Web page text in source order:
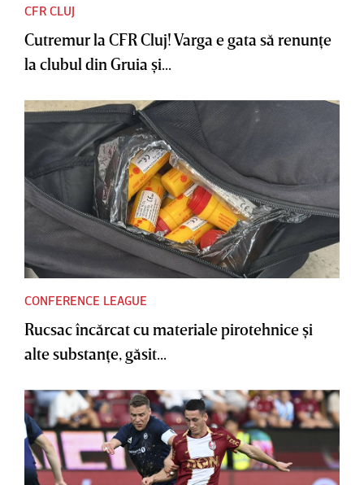
CFR CLUJ
Cutremur la CFR Cluj! Varga e gata să renunţe
la clubul din Gruia şi...
CONFERENCE LEAGUE
Rucsac încărcat cu materiale pirotehnice şi
alte substanţe, găsit...